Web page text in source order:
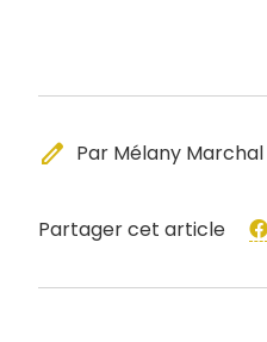
edit Par Mélany Marchal
Partager cet article